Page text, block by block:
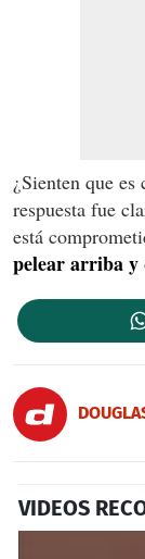
¿Sienten que es
respuesta fue
está
pelear arriba y
VIDEOS